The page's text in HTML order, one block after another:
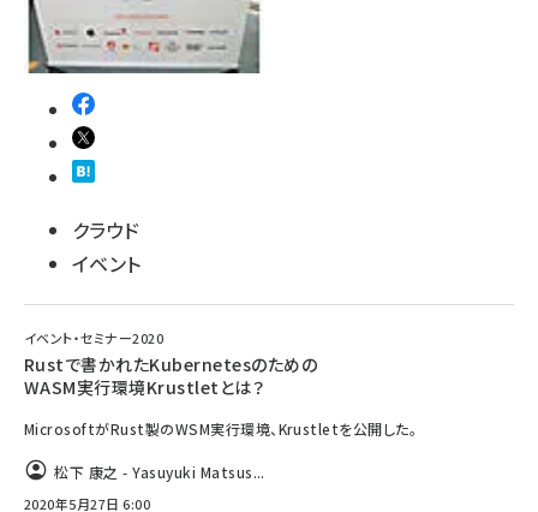
クラウド
イベント
イベント・セミナー2020
Rustで書かれたKubernetesのための
WASM実行環境Krustletとは？
MicrosoftがRust製のWSM実行環境、Krustletを公開した。
松下 康之 - Yasuyuki Matsus...
2020年5月27日 6:00